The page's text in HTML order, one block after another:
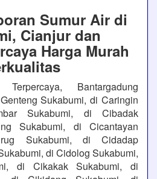
Sumur Air di
Cianjur dan
Harga Murah
Bantargadung
Sukabumi, di Caringin
Sukabumi, di Cibadak
Sukabumi, di Cicantayan
Sukabumi, di Cidadap
di Cidolog Sukabumi,
di Cikakak Sukabumi, di